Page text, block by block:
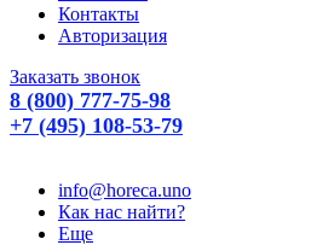
Контакты
Авторизация
Заказать звонок
8 (800) 777-75-98
+7 (495) 108-53-79
info@horeca.uno
Как нас найти?
Еще